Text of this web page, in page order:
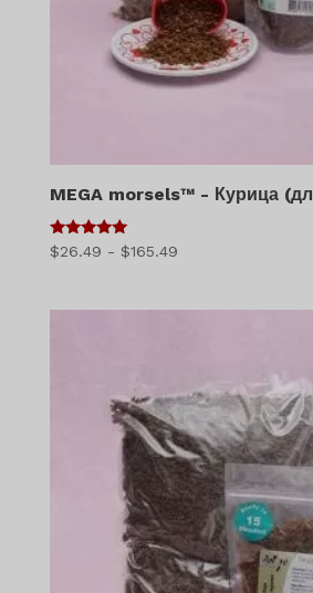
MEGA morsels™ - Курица
5
из 5
$26.49 - $165.49Диапазон